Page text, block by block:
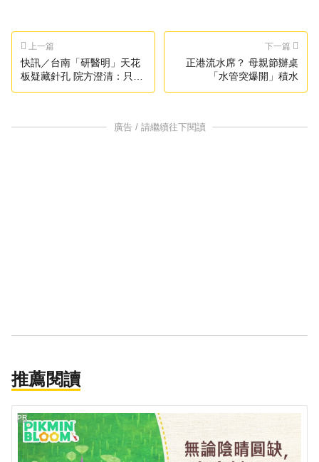
上一篇
快訊／台南「研醫明」天花
板疑藏針孔 院方澄清：只錄
音
下一篇
正港流水席？ 母親節辦桌
「水管突爆開」積水
廣告 / 請繼續往下閱讀
推薦閱讀
PR